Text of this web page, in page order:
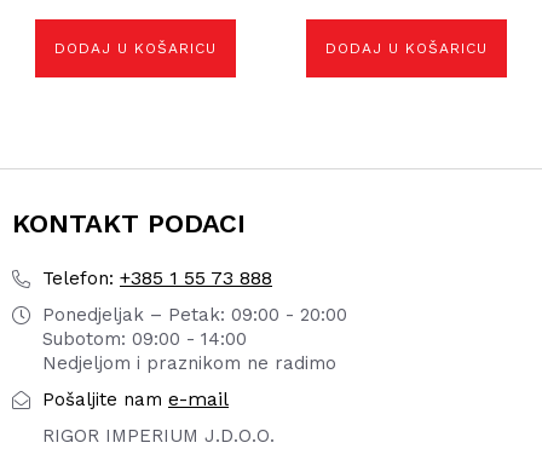
DODAJ U KOŠARICU DODAJ U KOŠARICU
KONTAKT PODACI
Telefon: +385 1 55 73 888
Ponedjeljak – Petak: 09:00 - 20:00
Subotom: 09:00 - 14:00
Nedjeljom i praznikom ne radimo
Pošaljite nam e-mail
RIGOR IMPERIUM J.D.O.O.